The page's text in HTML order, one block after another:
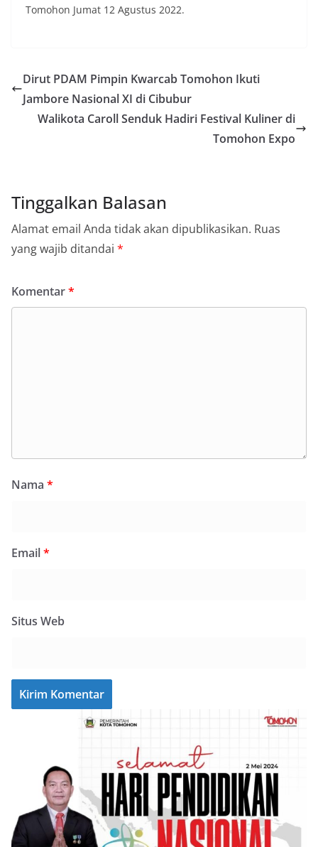
Tomohon Jumat 12 Agustus 2022.
Dirut PDAM Pimpin Kwarcab Tomohon Ikuti
Jambore Nasional XI di Cibubur
Walikota Caroll Senduk Hadiri Festival Kuliner di
Tomohon Expo
Tinggalkan Balasan
Alamat email Anda tidak akan dipublikasikan. Ruas
yang wajib ditandai *
Komentar*
Nama *
Email*
Situs Web